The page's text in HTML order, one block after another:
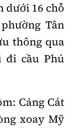
dưới 16 chỗ
Tân
thông qua
đi cầu Phú
Cảng Cát
xoay Mỹ